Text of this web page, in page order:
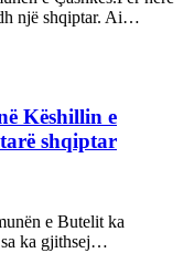
një shqiptar. Ai…
Këshillin e
shqiptar
e Butelit ka
sa ka gjithsej…